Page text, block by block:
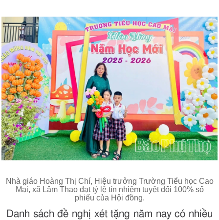
Nhà giáo Hoàng Thị Chí, Hiệu trưởng Trường Tiểu học Cao
Mại, xã Lâm Thao đạt tỷ lệ tín nhiệm tuyệt đối 100% số
phiếu của Hội đồng.
Danh sách đề nghị xét tặng năm nay có nhiều